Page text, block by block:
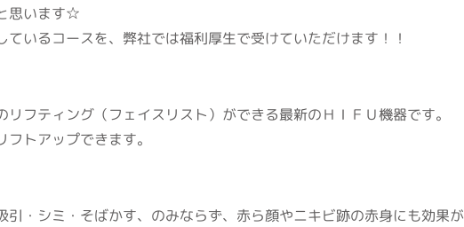
思います☆
いるコースを、弊社では福利厚生で受けていただけます！！
フティング（フェイスリスト）ができる最新のＨＩＦＵ機器です。
トアップできます。
引・シミ・そばかす、のみならず、赤ら顔やニキビ跡の赤身にも効果が